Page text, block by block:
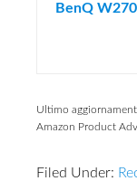
BenQ
Ultimo
Amazon Product
Filed Under: